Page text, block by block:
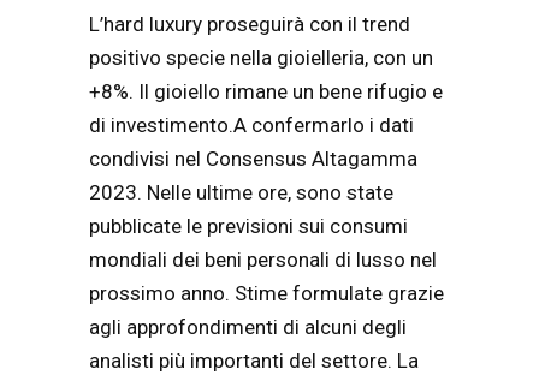
L’hard luxury proseguirà con il trend
positivo specie nella gioielleria, con un
+8%. Il gioiello rimane un bene rifugio e
di investimento.A confermarlo i dati
condivisi nel Consensus Altagamma
2023. Nelle ultime ore, sono state
pubblicate le previsioni sui consumi
mondiali dei beni personali di lusso nel
prossimo anno. Stime formulate grazie
agli approfondimenti di alcuni degli
analisti più importanti del settore. La